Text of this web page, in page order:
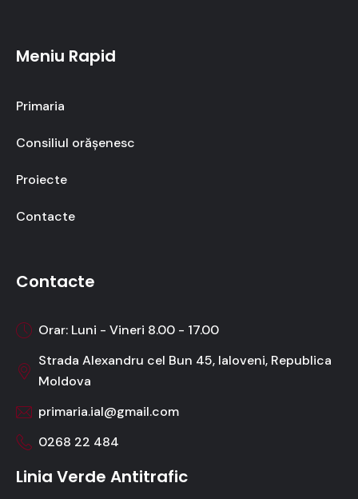
Meniu Rapid
Primaria
Consiliul orășenesc
Proiecte
Contacte
Contacte
Orar: Luni - Vineri 8.00 - 17.00
Strada Alexandru cel Bun 45, Ialoveni, Republica
Moldova
primaria.ial@gmail.com
0268 22 484
Linia Verde Antitrafic